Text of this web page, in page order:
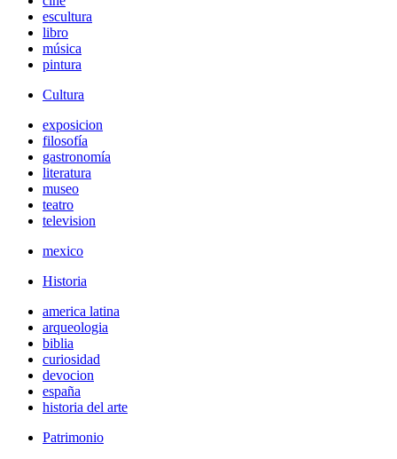
escultura
libro
música
pintura
Cultura
exposicion
filosofía
gastronomía
literatura
museo
teatro
television
mexico
Historia
america latina
arqueologia
biblia
curiosidad
devocion
españa
historia del arte
Patrimonio